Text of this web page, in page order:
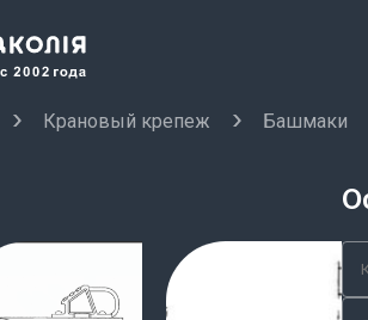
Крановый крепеж Башмаки